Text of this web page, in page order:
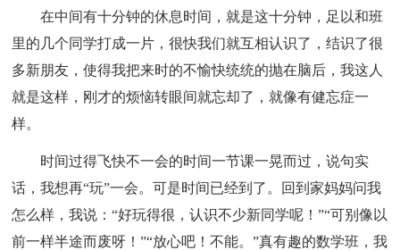
在中间有十分钟的休息时间，就是这十分钟，足以和班
里的几个同学打成一片，很快我们就互相认识了，结识了很
多新朋友，使得我把来时的不愉快统统的抛在脑后，我这人
就是这样，刚才的烦恼转眼间就忘却了，就像有健忘症一
样。
时间过得飞快不一会的时间一节课一晃而过，说句实
话，我想再“玩”一会。可是时间已经到了。回到家妈妈问我
怎么样，我说：“好玩得很，认识不少新同学呢！”“可别像以
前一样半途而废呀！”“放心吧！不能。”真有趣的数学班，我